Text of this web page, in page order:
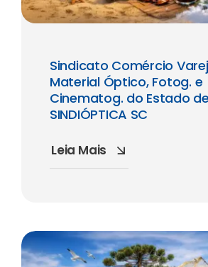
Sindicato Comércio
Material Óptico, Fotog. e
Cinematog. do Estado
SINDIÓPTICA SC
Leia Mais